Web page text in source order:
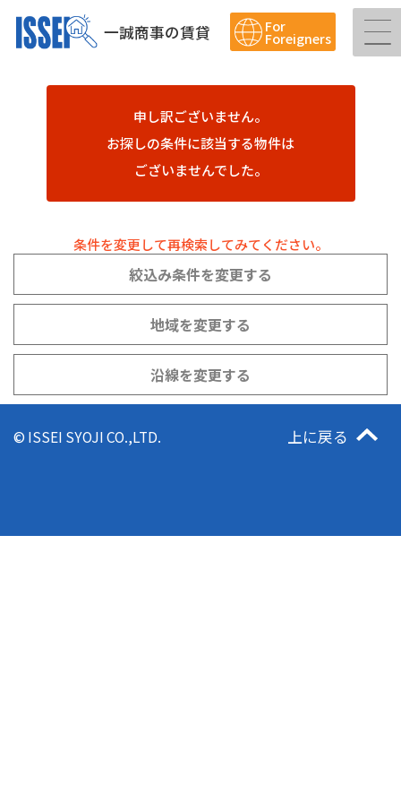
一誠商事の賃貸 For
Foreigners
申し訳ございません。
お探しの条件に該当する物件は
ございませんでした。
条件を変更して再検索してみてください。
絞込み条件を変更する
地域を変更する
沿線を変更する
© ISSEI SYOJI CO.,LTD. 上に戻る